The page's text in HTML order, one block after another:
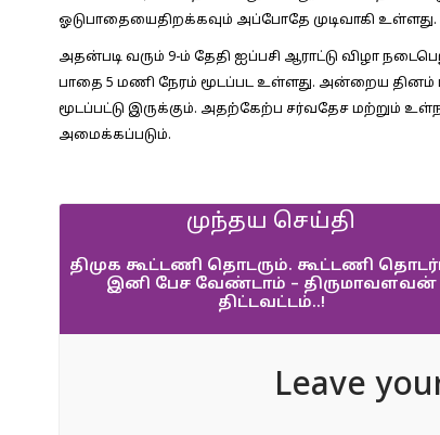
ஓடுபாதையைதிறக்கவும் அப்போதே முடிவாகி
அதன்படி வரும் 9-ம் தேதி ஐப்பசி ஆராட்டு விழா
பாதை 5 மணி நேரம் மூடப்பட உள்ளது. அன்றைய
மூடப்பட்டு இருக்கும். அதற்கேற்ப சர்வதேச மற்றும்
அமைக்கப்படும்.
முந்தய செய்தி
திமுக கூட்டணி தொடரும். கூட்டணி
இனி பேச வேண்டாம் – திருமாவளவன்
திட்டவட்டம்..!
Leave